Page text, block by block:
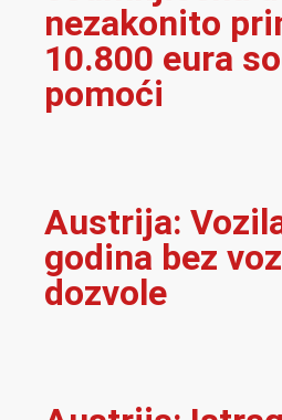
nezakonito
10.800 eura
pomoći
Austrija:
godina bez
dozvole